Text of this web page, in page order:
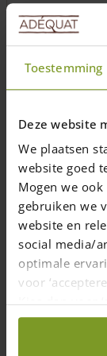
Toestemming
Deze website
We plaatsen
website goed
Mogen we
gebruiken we
website en
social media/
optimale
voor
Kies dan voor
wij wel mogen
Piquet en
Longueur:
300, 350, 400,
A partir de
plus pointés
Mesuré sur le
Livraison dans
Choix des
This